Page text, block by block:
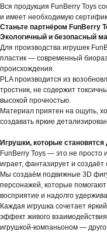
Вся продукция FunBerry Toys
и имеет необходимую
Станьте партнёром FunBerry
Экологичный и безопасный
Для производства игрушек
пластик — современный
происхождения.
PLA производится из
тростник, не содержит
высокой прочностью.
Материал приятен на ощупь,
создавать яркие
Игрушки, которые
FunBerry Toys — это не просто
играет, фантазирует и
Мы создаём подвижные 3D
персонажей, которые
восприятие и надолго
Каждая игрушка сочетает
эффект живого
игрушкой-компаньоном —